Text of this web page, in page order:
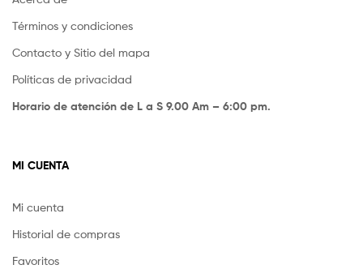
Términos y condiciones
Contacto y Sitio del mapa
Políticas de privacidad
Horario de atención de L a S 9.00 Am – 6:00 pm.
MI CUENTA
Mi cuenta
Historial de compras
Favoritos